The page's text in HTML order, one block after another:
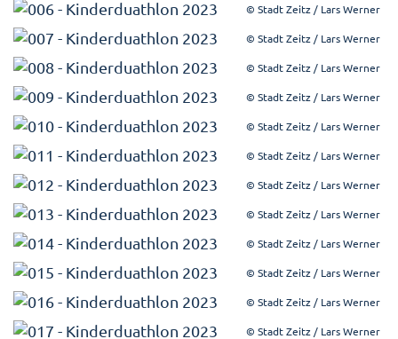
© Stadt Zeitz / Lars Werner
© Stadt Zeitz / Lars Werner
© Stadt Zeitz / Lars Werner
© Stadt Zeitz / Lars Werner
© Stadt Zeitz / Lars Werner
© Stadt Zeitz / Lars Werner
© Stadt Zeitz / Lars Werner
© Stadt Zeitz / Lars Werner
© Stadt Zeitz / Lars Werner
© Stadt Zeitz / Lars Werner
© Stadt Zeitz / Lars Werner
© Stadt Zeitz / Lars Werner